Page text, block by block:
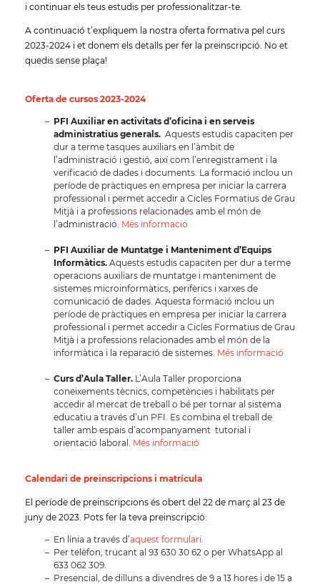
i continuar els teus estudis per professionalitzar-te.
A continuació t’expliquem la nostra oferta formativa pel curs
2023-2024 i et donem els detalls per fer la preinscripció. No et
quedis sense plaça!
Oferta de cursos 2023-2024
PFI Auxiliar en activitats d’oficina i en serveis
administratius generals. Aquests estudis capaciten per
dur a terme tasques auxiliars en l’àmbit de
l’administració i gestió, així com l’enregistrament i la
verificació de dades i documents. La formació inclou un
període de pràctiques en empresa per iniciar la carrera
professional i permet accedir a Cicles Formatius de Grau
Mitjà i a professions relacionades amb el món de
l’administració. Més informació
PFI Auxiliar de Muntatge i Manteniment d’Equips
Informàtics. Aquests estudis capaciten per dur a terme
operacions auxiliars de muntatge i manteniment de
sistemes microinformàtics, perifèrics i xarxes de
comunicació de dades. Aquesta formació inclou un
període de pràctiques en empresa per iniciar la carrera
professional i permet accedir a Cicles Formatius de Grau
Mitjà i a professions relacionades amb el món de la
informàtica i la reparació de sistemes. Més informació
Curs d’Aula Taller. L’Aula Taller proporciona
coneixements tècnics, competències i habilitats per
accedir al mercat de treball o bé per tornar al sistema
educatiu a través d’un PFI. Es combina el treball de
taller amb espais d’acompanyament tutorial i
orientació laboral. Més informació
Calendari de preinscripcions i matrícula
El període de preinscripcions és obert del 22 de març al 23 de
juny de 2023. Pots fer la teva preinscripció:
En línia a través d’aquest formulari
Per telèfon, trucant al 93 630 30 62 o per WhatsApp al
633 062 309.
Presencial, de dilluns a divendres de 9 a 13 hores i de 15 a